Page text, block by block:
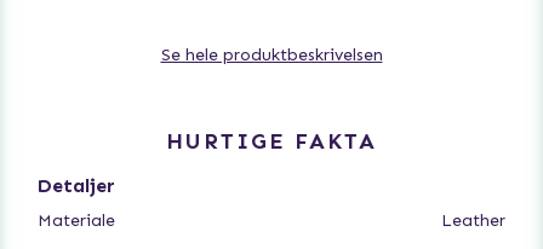
leopardmønster.Se hele produktbeskrivelsen
HURTIGE FAKTA
Detaljer
Materiale
Leather